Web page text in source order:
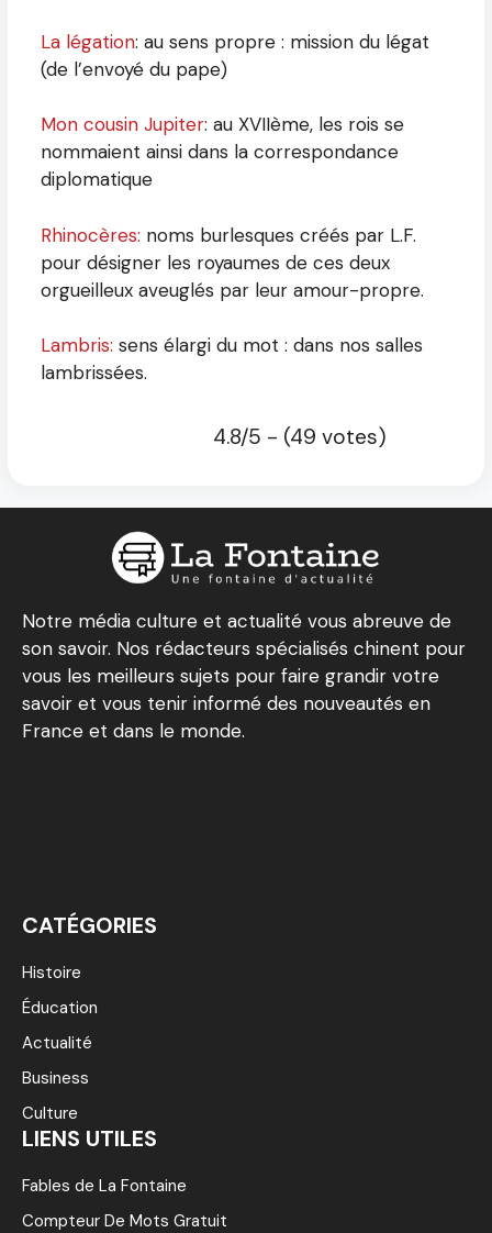
La légation: au sens propre : mission du légat
(de l’envoyé du pape)
Mon cousin Jupiter: au XVIIème, les rois se
nommaient ainsi dans la correspondance
diplomatique
Rhinocères: noms burlesques créés par L.F.
pour désigner les royaumes de ces deux
orgueilleux aveuglés par leur amour-propre.
Lambris: sens élargi du mot : dans nos salles
lambrissées.
4.8/5 - (49 votes)
Notre média culture et actualité vous abreuve de
son savoir. Nos rédacteurs spécialisés chinent pour
vous les meilleurs sujets pour faire grandir votre
savoir et vous tenir informé des nouveautés en
France et dans le monde.
CATÉGORIES
Histoire
Éducation
Actualité
Business
Culture
LIENS UTILES
Fables de La Fontaine
Compteur De Mots Gratuit